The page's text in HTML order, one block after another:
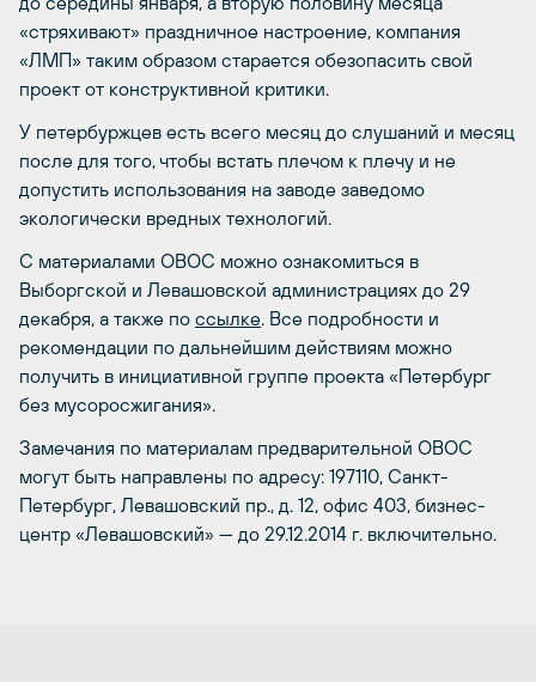
«стряхивают» праздничное настроение, компания
«ЛМП» таким образом старается обезопасить свой
проект от конструктивной критики.
У петербуржцев есть всего месяц до слушаний и месяц
после для того, чтобы встать плечом к плечу и не
допустить использования на заводе заведомо
экологически вредных технологий.
С материалами ОВОС можно ознакомиться в
Выборгской и Левашовской администрациях до 29
декабря, а также по ссылке. Все подробности и
рекомендации по дальнейшим действиям можно
получить в инициативной группе проекта «Петербург
без мусоросжигания».
Замечания по материалам предварительной ОВОС
могут быть направлены по адресу: 197110, Санкт-
Петербург, Левашовский пр., д. 12, офис 403, бизнес-
центр «Левашовский» — до 29.12.2014 г. включительно.